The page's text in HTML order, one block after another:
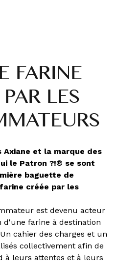
FARINE
LES
Axiane et la marque des
le Patron ?!® se sont
baguette de
créée par les
est devenu acteur
farine à destination
cahier des charges et un
collectivement afin de
à leurs attentes et à leurs